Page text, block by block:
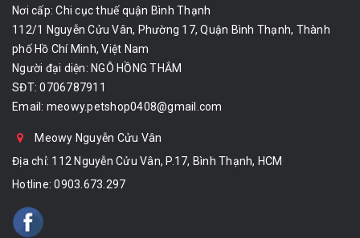
Nơi cấp: Chi cục thuế quận Bình Thạnh
112/1 Nguyễn Cửu Vân, Phường 17, Quận Bình Thạnh, Thành
phố Hồ Chí Minh, Việt Nam
Người đại diện: NGÔ HỒNG THẮM
SĐT: 0706787911
Email: meowy.petshop0408@gmail.com
Meowy Nguyễn Cửu Vân
Địa chỉ: 112 Nguyễn Cửu Vân, P.17, Bình Thạnh, HCM
Hotline:0903.673.297